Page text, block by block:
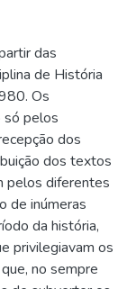
das
de História
Os
só pelos
dos
dos textos
pelos diferentes
de inúmeras
da história,
privilegiavam os
no sempre